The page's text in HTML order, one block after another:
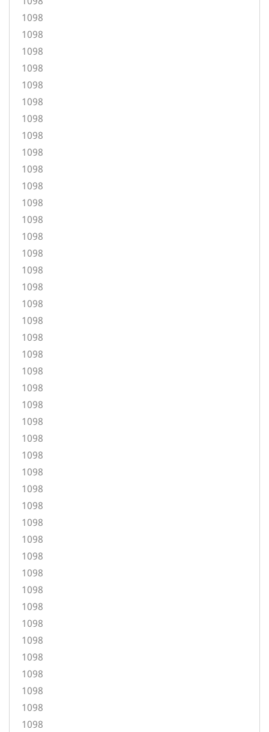
1098
1098
1098
1098
1098
1098
1098
1098
1098
1098
1098
1098
1098
1098
1098
1098
1098
1098
1098
1098
1098
1098
1098
1098
1098
1098
1098
1098
1098
1098
1098
1098
1098
1098
1098
1098
1098
1098
1098
1098
1098
1098
1098